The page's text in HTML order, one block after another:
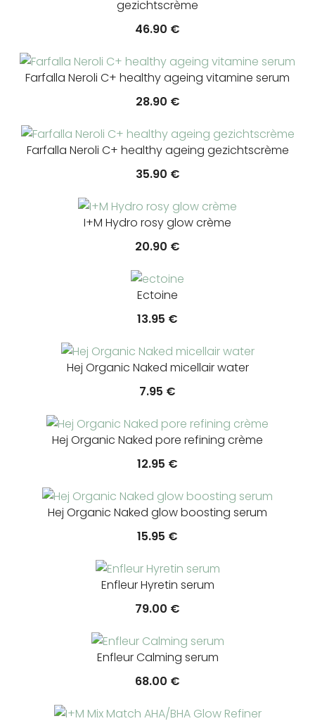
gezichtscrème
46.90 €
Farfalla Neroli C+ healthy ageing vitamine serum
28.90 €
Farfalla Neroli C+ healthy ageing gezichtscrème
35.90 €
I+M Hydro rosy glow crème
20.90 €
Ectoine
13.95 €
Hej Organic Naked micellair water
7.95 €
Hej Organic Naked pore refining crème
12.95 €
Hej Organic Naked glow boosting serum
15.95 €
Enfleur Hyretin serum
79.00 €
Enfleur Calming serum
68.00 €